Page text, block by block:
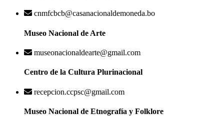
cnmfcbcb@casanacionaldemoneda.bo
Museo Nacional de Arte
museonacionaldearte@gmail.com
Centro de la Cultura Plurinacional
recepcion.ccpsc@gmail.com
Museo Nacional de Etnografía y Folklore